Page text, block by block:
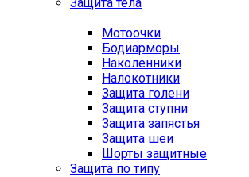
Мотоочки
Бодиарморы
Наколенники
Налокотники
Защита голени
Защита ступни
Защита запястья
Защита шеи
Шорты защитные
Защита по типу